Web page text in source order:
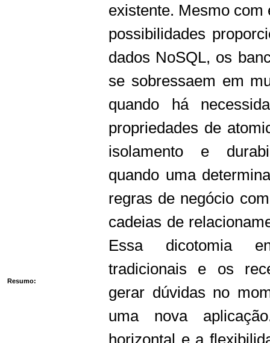
Resumo:
existente. Mesmo com
possibilidades
dados NoSQL, os
se sobressaem em
quando há
propriedades de
isolamento e
quando uma
regras de negócio
cadeias de
Essa dicotomia
tradicionais e os
gerar dúvidas no
uma nova
horizontal e a